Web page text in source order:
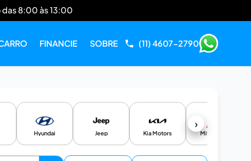
8:00 às 13:00
FINANCIE SOBRE (11) 4607-2790
›
Hyundai Jeep Kia Motors Mitsubishi